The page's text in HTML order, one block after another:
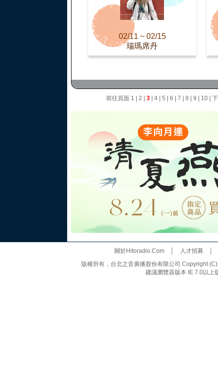
02/11 ~ 02/15
瑞瑪席丹
前往頁面 1 2 3| 4| 5 6 7 8 9 10|
關於Hitoradio.Com│ 人才招募
版權所有，台北之音廣播股份有限公司 Copyright
建議瀏覽器版本 IE 7.0以上